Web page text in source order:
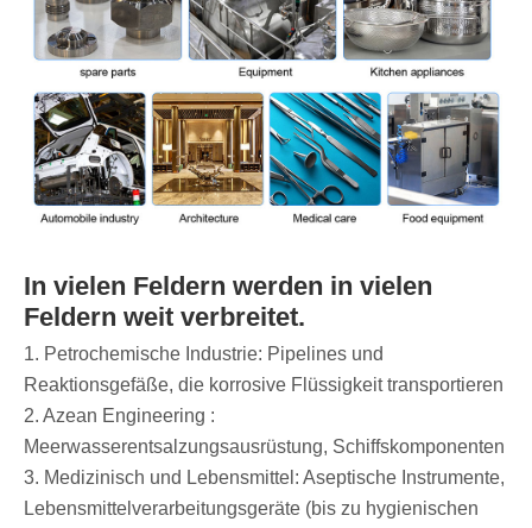
In vielen Feldern werden in vielen
Feldern weit verbreitet.
1. Petrochemische Industrie: Pipelines und
Reaktionsgefäße, die korrosive Flüssigkeit transportieren
2. Azean Engineering ‌:
Meerwasserentsalzungsausrüstung, Schiffskomponenten
3. Medizinisch und Lebensmittel: Aseptische Instrumente,
Lebensmittelverarbeitungsgeräte (bis zu hygienischen